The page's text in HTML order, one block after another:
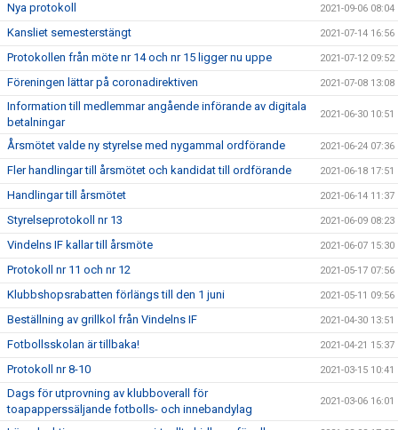
Nya protokoll 2021-09-06 08:04
Kansliet semesterstängt 2021-07-14 16:56
Protokollen från möte nr 14 och nr 15 ligger nu uppe 2021-07-12 09:52
Föreningen lättar på coronadirektiven 2021-07-08 13:08
Information till medlemmar angående införande av digitala
betalningar
2021-06-30 10:51
Årsmötet valde ny styrelse med nygammal ordförande 2021-06-24 07:36
Fler handlingar till årsmötet och kandidat till ordförande 2021-06-18 17:51
Handlingar till årsmötet 2021-06-14 11:37
Styrelseprotokoll nr 13 2021-06-09 08:23
Vindelns IF kallar till årsmöte 2021-06-07 15:30
Protokoll nr 11 och nr 12 2021-05-17 07:56
Klubbshopsrabatten förlängs till den 1 juni 2021-05-11 09:56
Beställning av grillkol från Vindelns IF 2021-04-30 13:51
Fotbollsskolan är tillbaka! 2021-04-21 15:37
Protokoll nr 8-10 2021-03-15 10:41
Dags för utprovning av klubboverall för
toapapperssäljande fotbolls- och innebandylag
2021-03-06 16:01